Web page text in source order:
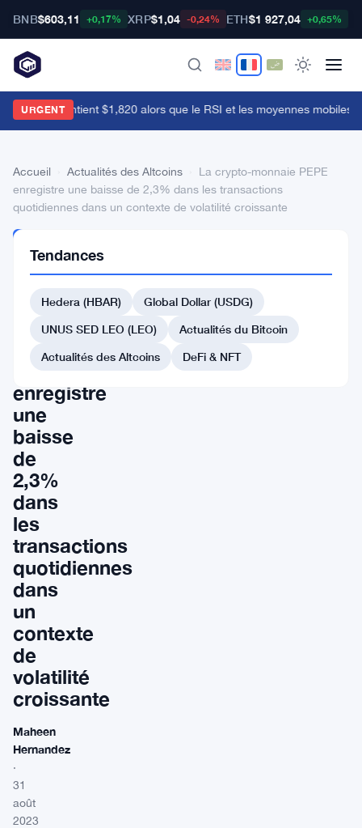
BNB$603,11 +0,17% XRP$1,04 -0,24% ETH$1 927,04 +0,65%
URGENTmaintient $1,820 alors que le RSI et les moyennes mobiles
Accueil Actualités des Altcoins
La crypto-monnaie PEPE
enregistre une baisse de 2,3% dans les transactions
quotidiennes dans un contexte de volatilité croissante
DES
ALTCOINS
crypto-
monnaie
enregistre
une
baisse
de
2,3%
dans
les
transactions
quotidiennes
dans
un
contexte
de
volatilité
croissante
Maheen
Hernandez
·
31
août
2023
Tendances
Hedera (HBAR)
Global Dollar (USDG)
UNUS SED LEO (LEO)
Actualités du Bitcoin
Actualités des Altcoins
DeFi & NFT